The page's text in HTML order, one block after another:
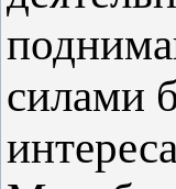
силами